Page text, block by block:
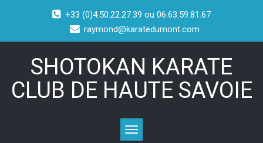
+33 (0)4.50.22.27.39 ou 06.63.59.81.67
raymond@karatedumont.com
SHOTOKAN KARATE
CLUB DE HAUTE SAVOIE
Toggle navigation